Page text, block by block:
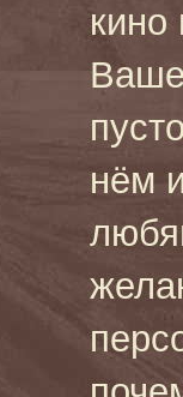
кино
нём